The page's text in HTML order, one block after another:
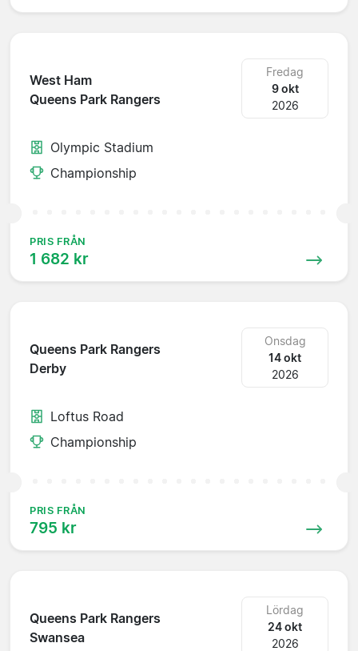
West Ham
Queens Park Rangers
Fredag
9 okt
2026
Olympic Stadium
Championship
PRIS FRÅN
1 682 kr
Queens Park Rangers
Derby
Onsdag
14 okt
2026
Loftus Road
Championship
PRIS FRÅN
795 kr
Queens Park Rangers
Swansea
Lördag
24 okt
2026